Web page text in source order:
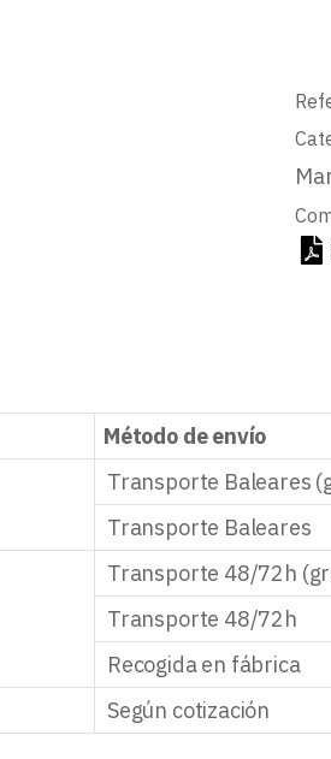
Método de envío
Transporte Baleares
Transporte Baleares
Transporte 48/72h
Transporte 48/72h
Recogida en fábrica
Según cotización